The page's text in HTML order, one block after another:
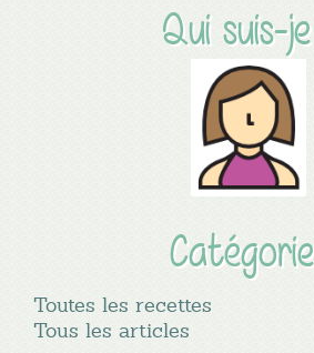
Qui suis-
Toutes les recettes
Tous les articles